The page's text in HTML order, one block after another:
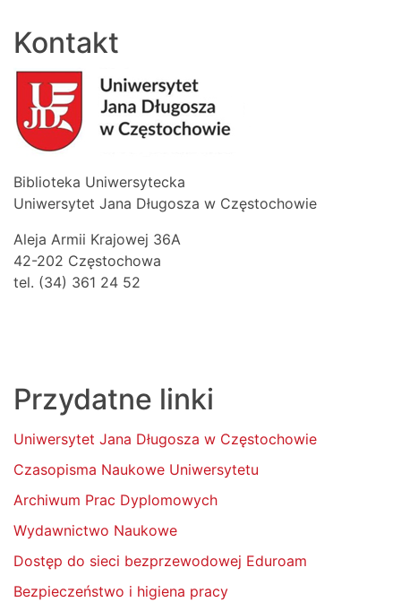
Kontakt
Biblioteka Uniwersytecka
Uniwersytet Jana Długosza w Częstochowie
Aleja Armii Krajowej 36A
42-202 Częstochowa
tel. (34) 361 24 52
Przydatne linki
Uniwersytet Jana Długosza w Częstochowie
Czasopisma Naukowe Uniwersytetu
Archiwum Prac Dyplomowych
Wydawnictwo Naukowe
Dostęp do sieci bezprzewodowej Eduroam
Bezpieczeństwo i higiena pracy